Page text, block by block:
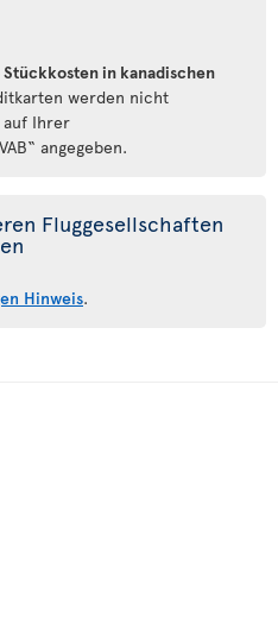
in kanadischen
werden nicht
auf Ihrer
angegeben.
Fluggesellschaften
Hinweis.